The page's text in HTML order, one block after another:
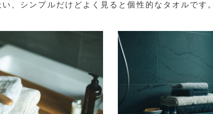
、シンプルだけどよく見ると個性的なタオルです。